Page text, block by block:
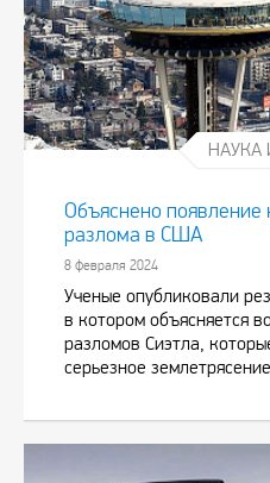
НАУКА
Объяснено появление
разлома в США
8 февраля 2024
Ученые опубликовали
в котором объясняется
разломов Сиэтла,
серьезное